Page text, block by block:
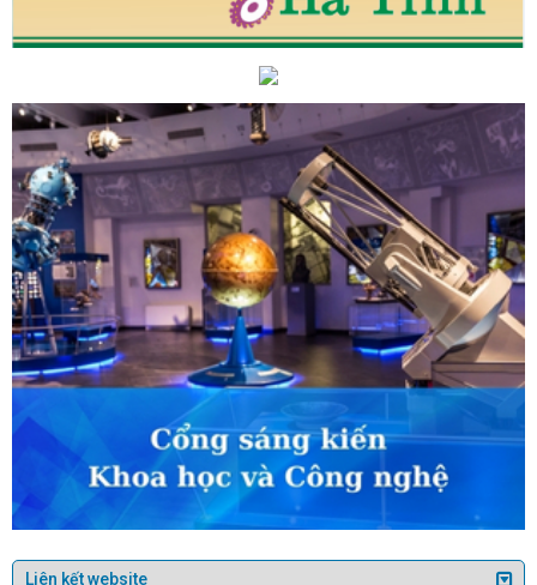
nội dung về đầu tư công và
bị hàng hóa đáp ứng nhu cầu tăng
Tết Nguyên đán Quý Mão 2023
ra mắt ứng dụng i-HaTinh: Thiết
bạch, lấy người dân làm trung tâm
- NHỮNG KẾT QUẢ NỔI BẬT NĂM
phát huy giá trị di sản dân ca Ví,
bố quyết định công nhận CĐCS
Thứ trưởng Nguyễn Hoàng
Tình hình sản xuất công nghiệp
Công Thương Hà Tĩnh đóng góp
phát triển Logistic và xuất khẩu
Tĩnh)
Hòa chung không khí
(5/3), 1.690 công dân ưu tú Hà Tĩnh
an nhân dân.
Ủy viên Trung
Lê Mạnh Hùng ứng cử đại biểu
GIỮA LÃNH ĐẠO BỘ CÔNG
TỈNH, THÀNH PHỐ, TRỰC
nổi bật ngành Công Thương
quảng bá, kết nối xúc tiến thương
cầu Xuyên Á - Quảng Trị năm 2024
nhà cung cấp khu vực Bắc Trung
trung nguồn lực trình Quốc hội
Tĩnh phát động thi trực tuyến tìm